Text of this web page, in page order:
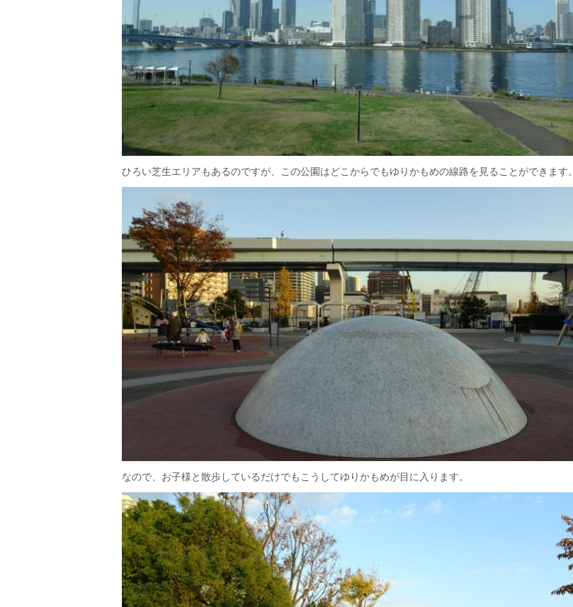
ひろい芝生エリアもあるのですが、この公園はどこからでもゆりかもめの線路を見ることができます。
なので、お子様と散歩しているだけでもこうしてゆりかもめが目に入ります。